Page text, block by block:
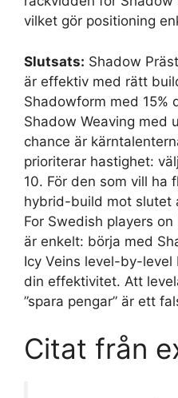
vilket gör positioning
Slutsats: Shadow
är effektiv med rätt
Shadowform med 15%
Shadow Weaving med
chance är
prioriterar hastighet:
10. För den som vill ha
hybrid-build mot slutet
For Swedish players
är enkelt: börja med
Icy Veins level-by-
din effektivitet. Att
”spara pengar” är ett
Citat från